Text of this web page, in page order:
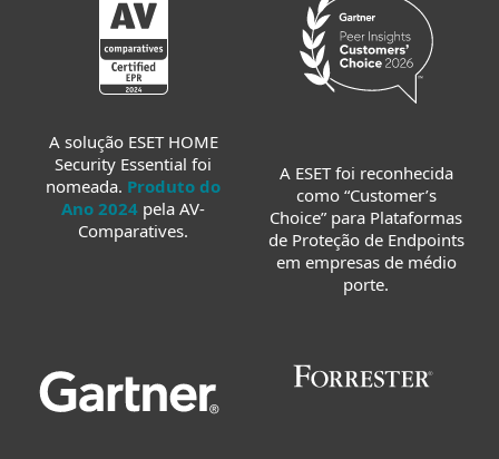
A solução ESET HOME
Security Essential foi
nomeada. Produto do
Ano 2024 pela AV-
Comparatives.
A ESET foi reconhecida
como “Customer’s
Choice” para Plataformas
de Proteção de Endpoints
em empresas de médio
porte.